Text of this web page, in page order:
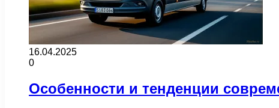
16.04.2025
0
Особенности и тенденции